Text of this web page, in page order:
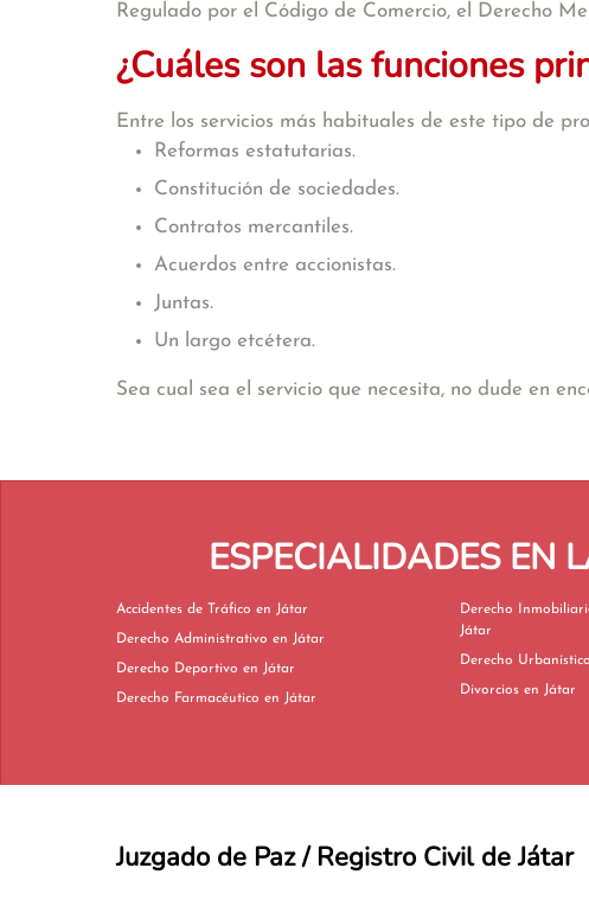
Regulado por el Código de Comercio, el Derecho
¿Cuáles son las funciones
Entre los servicios más habituales de este tipo de
Reformas estatutarias.
Constitución de sociedades.
Contratos mercantiles.
Acuerdos entre accionistas.
Juntas.
Un largo etcétera.
Sea cual sea el servicio que necesita, no dude en
ESPECIALIDADES EN
Accidentes de Tráfico en Játar
Derecho Administrativo en Játar
Derecho Deportivo en Játar
Derecho Farmacéutico en Játar
Derecho
Játar
Divorcios en Játar
Juzgado de Paz / Registro Civil de Játar